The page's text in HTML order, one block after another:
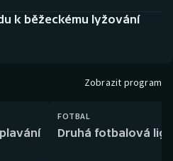
k běžeckému lyžování
Zobrazit program
FOTBAL
Druhá fotbalová